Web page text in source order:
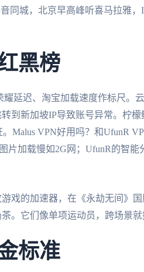
同城，北京早高峰听喜马拉雅
黑榜
延迟、淘宝加载速度作标尺。
到新加坡IP导致账号异常。柠
Malus VPN好用吗？和UfunR
片加载慢如2G网；UfunR的智
戏的加速器，在《永劫无间》
。它们像单项运动员，跨场景就
标准